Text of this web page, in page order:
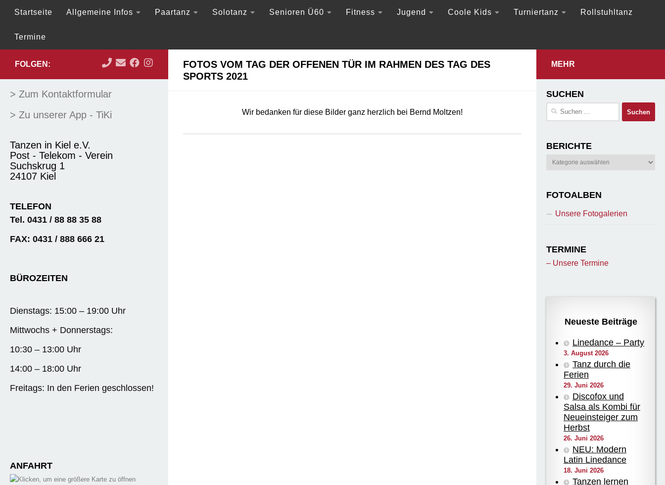
Zum Inhalt springen
Startseite Allgemeine Infos Paartanz Solotanz Senioren Ü60 Fitness Jugend Coole Kids Turniertanz Rollstuhltanz
Termine
FOTOS VOM TAG DER OFFENEN TÜR IM RAHMEN DES TAG DES
SPORTS 2021
Wir bedanken für diese Bilder ganz herzlich bei Bernd Moltzen!
FOLGEN:
> Zum Kontaktformular
> Zu unserer App - TiKi
Tanzen in Kiel e.V.
Post - Telekom - Verein
Suchskrug 1
24107 Kiel
TELEFON
Tel. 0431 / 88 88 35 88
FAX: 0431 / 888 666 21
BÜROZEITEN
Dienstags: 15:00 – 19:00 Uhr
Mittwochs + Donnerstags:
10:30 – 13:00 Uhr
14:00 – 18:00 Uhr
Freitags: In den Ferien geschlossen!
ANFAHRT
MEHR
SUCHEN
Suchen
BERICHTE
Berichte
FOTOALBEN
Unsere Fotogalerien
TERMINE
– Unsere Termine
Neueste Beiträge
Linedance – Party
3. August 2026
Tanz durch die
Ferien
29. Juni 2026
Discofox und
Salsa als Kombi für
Neueinsteiger zum
Herbst
26. Juni 2026
NEU: Modern
Latin Linedance
18. Juni 2026
Tanzen lernen